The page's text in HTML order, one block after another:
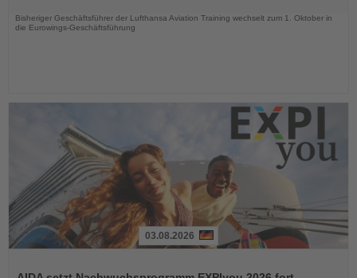
Bisheriger Geschäftsführer der Lufthansa Aviation Training wechselt zum 1. Oktober in
die Eurowings-Geschäftsführung
03.08.2026